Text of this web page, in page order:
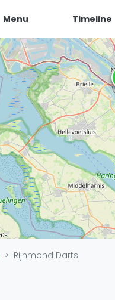
Menu Timeline
Rijnmond Darts